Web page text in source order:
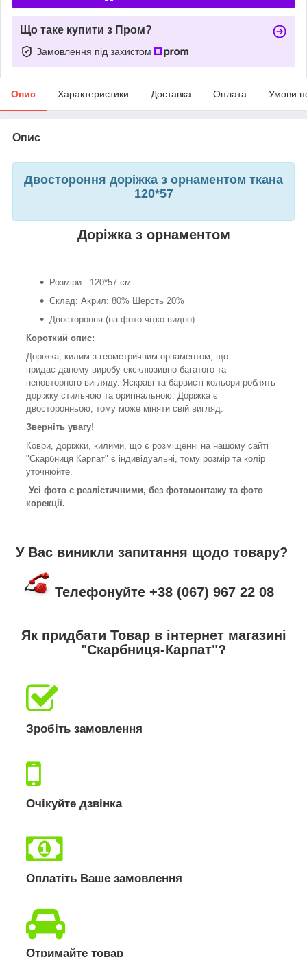
Що таке купити з Пром?
Замовлення під захистом
Опис Характеристики Доставка Оплата Умови
Опис
Двостороння доріжка з орнаментом ткана
120*57
Доріжка з орнаментом
Розміри: 120*57 см
Склад: Акрил: 80% Шерсть 20%
Двостороння (на фото чітко видно)
Короткий опис:
Доріжка, килим з геометричним орнаментом, що
придає даному виробу ексклюзивно багатого та
неповторного вигляду. Яскраві та барвисті кольори роблять
доріжку стильною та оригінальною. Доріжка є
двосторонньою, тому може міняти свій вигляд.
Зверніть увагу!
Коври, доріжки, килими, що є розміщенні на нашому сайті
"Скарбниця Карпат" є індивідуальні, тому розмір та колір
уточнюйте.
Усі фото є реалістичними, без фотомонтажу та фото
корекції.
У Вас виникли запитання щодо товару?
Телефонуйте +38 (067) 967 22 08
Як придбати Товар в інтернет магазині
"Скарбниця-Карпат"?
Зробіть замовлення
Очікуйте дзвінка
Оплатіть Ваше замовлення
Отримайте товар